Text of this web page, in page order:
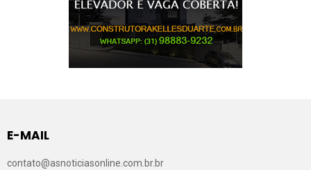
E-MAIL
contato@asnoticiasonline.com.br.br